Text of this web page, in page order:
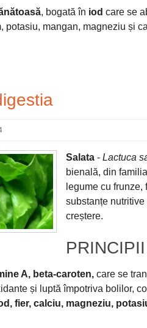
, bogată în iod care se
potasiu, mangan, magneziu și
Salata - Lactuca
bienală, din
legume cu
substanțe
creștere.
A, beta-caroten, care se
și luptă împotriva bolilor,
fier, calciu, magneziu,